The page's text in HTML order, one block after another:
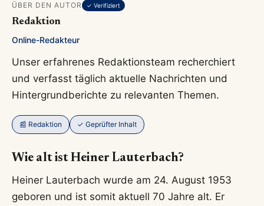
ÜBER DEN AUTOR ✓ Verifiziert
Redaktion
Online-Redakteur
Unser erfahrenes Redaktionsteam recherchiert
und verfasst täglich aktuelle Nachrichten und
Hintergrundberichte zu relevanten Themen.
📰 Redaktion ✓ Geprüfter Inhalt
Wie alt ist Heiner Lauterbach?
Heiner Lauterbach wurde am 24. August 1953
geboren und ist somit aktuell 70 Jahre alt. Er